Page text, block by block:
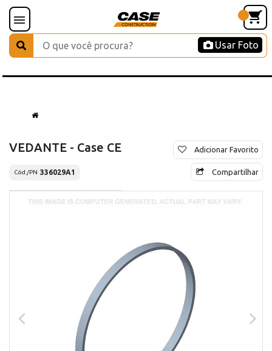
Usar Foto
VEDANTE - Case CE
Cód./PN 336029A1
Adicionar Favorito
Compartilhar